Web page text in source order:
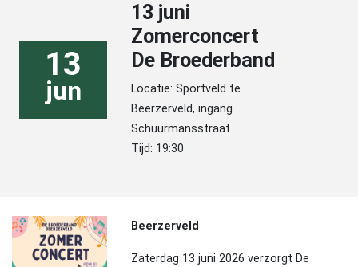
13
jun
13 juni
Zomerconcert
De Broederband
Locatie: Sportveld te
Beerzerveld, ingang
Schuurmansstraat
Tijd: 19:30
Beerzerveld
Zaterdag 13 juni 2026 verzorgt De